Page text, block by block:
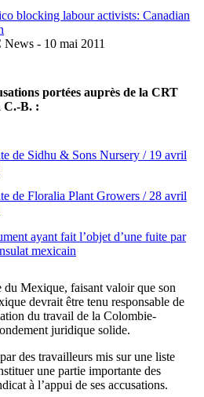
blocking labouractivists: Canadian
News - 10 mai 2011
portées auprès de la CRT
C.-B. :
de Sidhu & Sons Nursery / 19 avril
de Floralia Plant Growers / 28 avril
ayant fait l’objet d’une fuite par
mexicain
du Mexique, faisant valoir que son
devrait être tenu responsable de
du travail de la Colombie-
juridique solide.
par des travailleurs mis sur une liste
une partie importante des
à l’appui de ses accusations.